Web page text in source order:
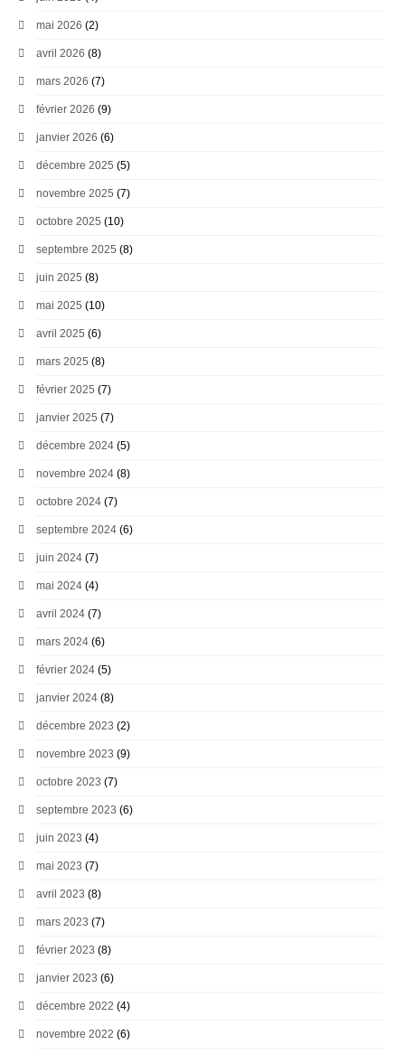
mai 2026 (2)
avril 2026 (8)
mars 2026 (7)
février 2026 (9)
janvier 2026 (6)
décembre 2025 (5)
novembre 2025 (7)
octobre 2025 (10)
septembre 2025 (8)
juin 2025 (8)
mai 2025 (10)
avril 2025 (6)
mars 2025 (8)
février 2025 (7)
janvier 2025 (7)
décembre 2024 (5)
novembre 2024 (8)
octobre 2024 (7)
septembre 2024 (6)
juin 2024 (7)
mai 2024 (4)
avril 2024 (7)
mars 2024 (6)
février 2024 (5)
janvier 2024 (8)
décembre 2023 (2)
novembre 2023 (9)
octobre 2023 (7)
septembre 2023 (6)
juin 2023 (4)
mai 2023 (7)
avril 2023 (8)
mars 2023 (7)
février 2023 (8)
janvier 2023 (6)
décembre 2022 (4)
novembre 2022 (6)